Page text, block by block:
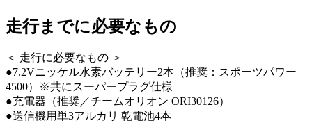
走行までに必要なもの
＜ 走行に必要なもの ＞
●7.2Vニッケル水素バッテリー2本（推奨：スポーツパワー
4500）※共にスーパープラグ仕様
●充電器（推奨／チームオリオン ORI30126）
●送信機用単3アルカリ 乾電池4本